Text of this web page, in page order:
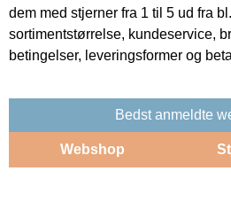
dem med stjerner fra 1 til 5 ud fra
sortimentstørrelse, kundeservice,
betingelser, leveringsformer og
Bedst anmeldte
Webshop